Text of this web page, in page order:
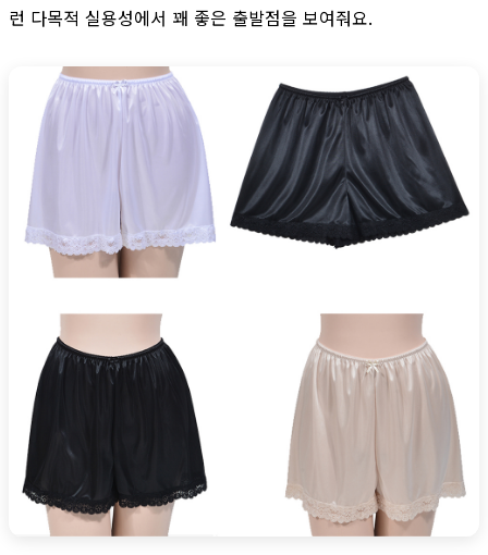
런 다목적 실용성에서 꽤 좋은 출발점을 보여줘요.